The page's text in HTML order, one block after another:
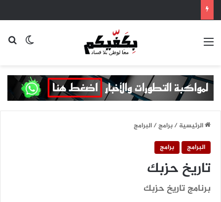
القائمة
الرئيسية/برامج/البرامج
البرامج
برامج
تاريخ حزبك
برنامج تاريخ حزبك